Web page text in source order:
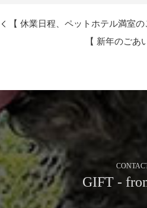
【 休業日程、ペットホテル満室の
【 新年のごあ
GIFT -